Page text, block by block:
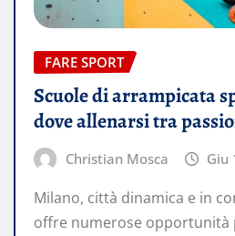
FARE SPORT
Scuole di arrampicata
dove allenarsi tra
Christian Mosca Giu
Milano, città dinamica e in
offre numerose opportunità